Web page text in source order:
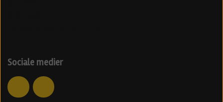
Sociale medier